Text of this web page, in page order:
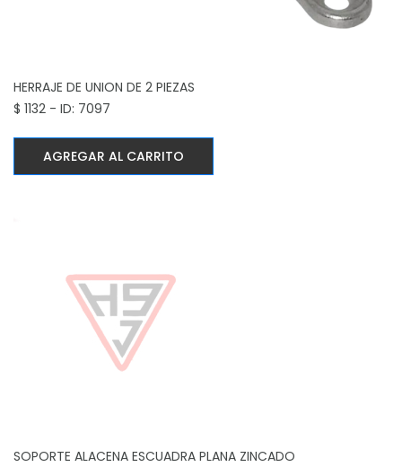
HERRAJE DE UNION DE 2 PIEZAS
$ 1132 - ID: 7097
AGREGAR AL CARRITO
SOPORTE ALACENA ESCUADRA PLANA ZINCADO